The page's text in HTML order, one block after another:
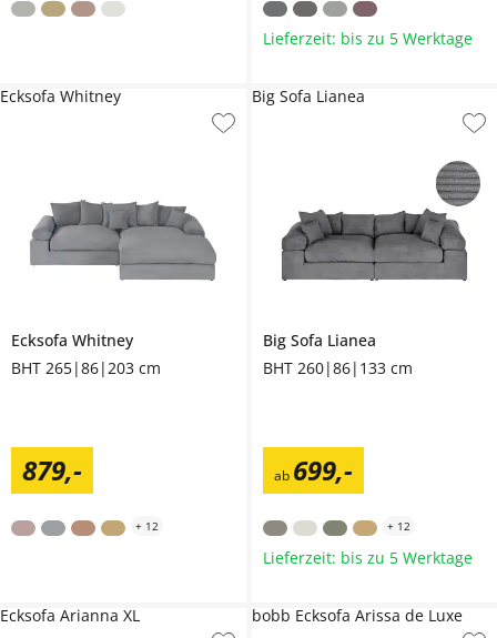
Lieferzeit: bis zu 5 Werktage
Ecksofa Whitney
BHT 265|86|203 cm
879,-
Ecksofa Whitney
+ 12
Big Sofa Lianea
BHT 260|86|133 cm
ab 699,-
Big Sofa Lianea
+ 12
Lieferzeit: bis zu 5 Werktage
Ecksofa Arianna XL bobb Ecksofa Arissa de Luxe